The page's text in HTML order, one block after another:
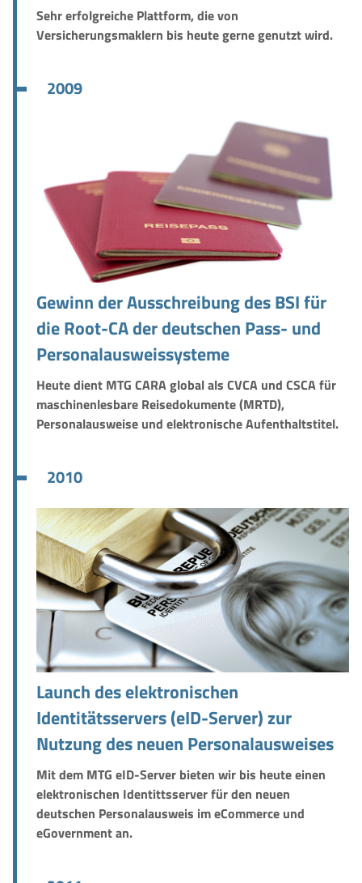
Sehr erfolgreiche Plattform, die von
Versicherungsmaklern bis heute gerne genutzt wird.
2009
Gewinn der Ausschreibung des BSI für
die Root-CA der deutschen Pass- und
Personalausweissysteme
Heute dient MTG CARA global als CVCA und CSCA für
maschinenlesbare Reisedokumente (MRTD),
Personalausweise und elektronische Aufenthaltstitel.
2010
Launch des elektronischen
Identitätsservers (eID-Server) zur
Nutzung des neuen Personalausweises
Mit dem MTG eID-Server bieten wir bis heute einen
elektronischen Identittsserver für den neuen
deutschen Personalausweis im eCommerce und
eGovernment an.